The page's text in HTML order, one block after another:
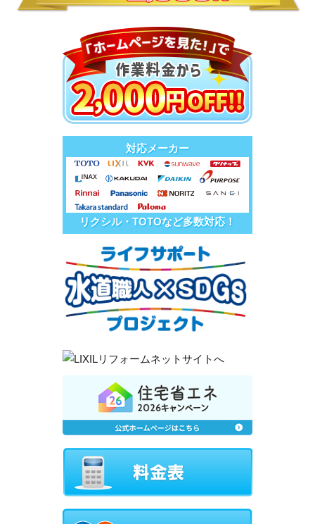
対応メーカー
リクシル・TOTOなど多数対応！